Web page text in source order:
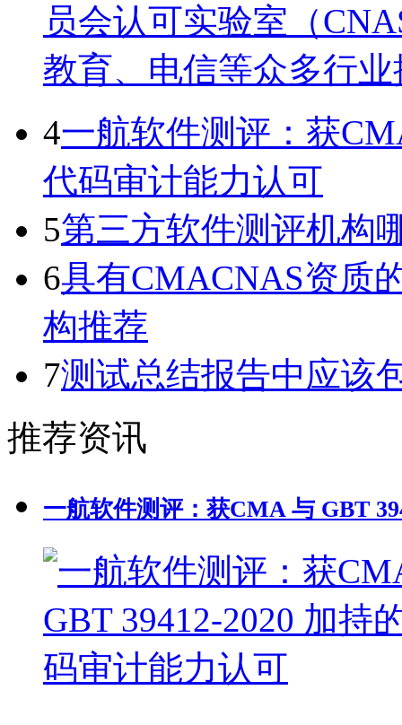
员会认可实验室（
教育、电信等众多行
4一航软件测评：获
代码审计能力认可
5第三方软件测评机构
6具有CMACNAS资质
构推荐
7测试总结报告中应该
推荐资讯
一航软件测评：获CMA 与 GBT